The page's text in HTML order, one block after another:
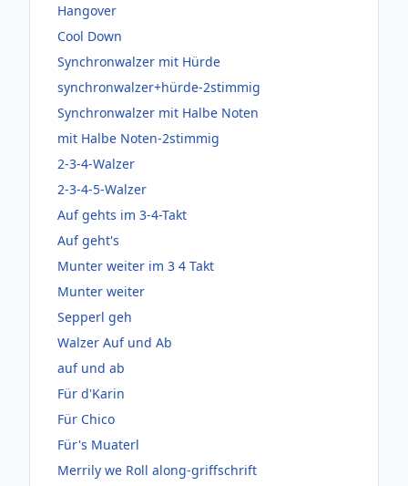
Hangover
Cool Down
Synchronwalzer mit Hürde
synchronwalzer+hürde-2stimmig
Synchronwalzer mit Halbe Noten
mit Halbe Noten-2stimmig
2-3-4-Walzer
2-3-4-5-Walzer
Auf gehts im 3-4-Takt
Auf geht's
Munter weiter im 3 4 Takt
Munter weiter
Sepperl geh
Walzer Auf und Ab
auf und ab
Für d'Karin
Für Chico
Für's Muaterl
Merrily we Roll along-griffschrift